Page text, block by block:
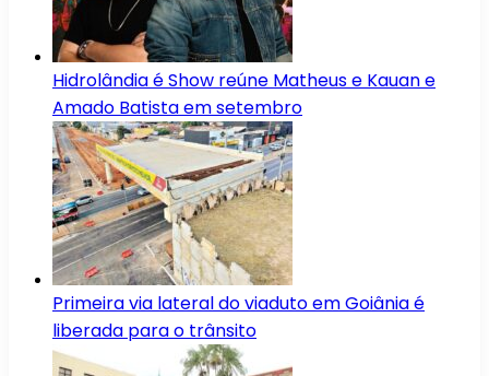
Hidrolândia é Show reúne Matheus e Kauan e
Amado Batista em setembro
Primeira via lateral do viaduto em Goiânia é
liberada para o trânsito